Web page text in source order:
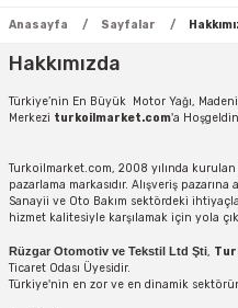
Anasayfa Sayfalar
Hakkımızda
Türkiye’nin En Büyük Motor Yağı,
Merkezi turkoilmarket.com'a
Turkoilmarket.com, 2008 yılında kurulan
pazarlama markasıdır. Alışveriş
Sanayii ve Oto Bakım sektördeki
hizmet kalitesiyle karşılamak için yola
Rüzgar Otomotiv ve Tekstil Ltd Şti,
Ticaret Odası Üyesidir.
Türkiye'nin en zor ve en dinamik